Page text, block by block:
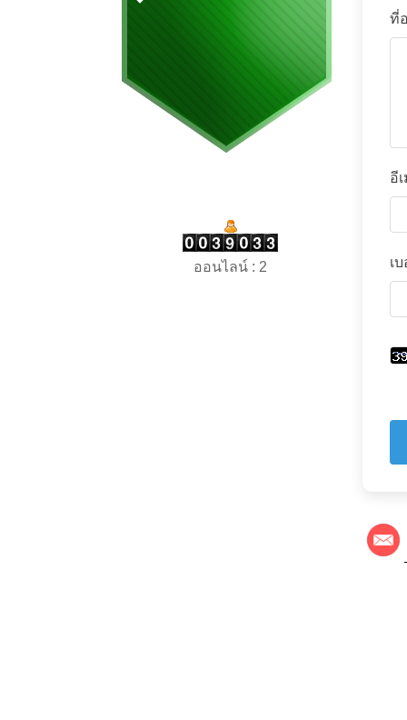
ออนไลน์ : 2
ที่
อี
เ